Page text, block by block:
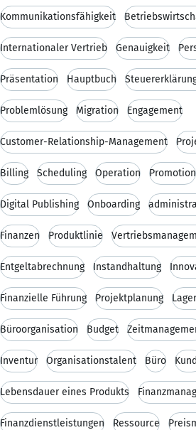
Kommunikationsfähigkeit
Internationaler Vertrieb Genauigkeit
Präsentation Hauptbuch
Problemlösung Migration Engagement
Customer-Relationship-Management
Billing Scheduling Operation Promotion
Digital Publishing Onboarding
Finanzen Produktlinie
Entgeltabrechnung Instandhaltung
Finanzielle Führung Projektplanung
Büroorganisation Budget
Inventur Organisationstalent Büro
Lebensdauer eines Produkts
Finanzdienstleistungen Ressource